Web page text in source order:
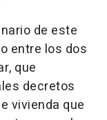
de este
entre los dos
que
decretos
vivienda que